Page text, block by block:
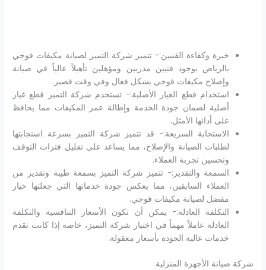
خبرة وكفاءة الفنيين:- تتميز شركة التميز لصيانة مكيفات فوجي
بالرياض بوجود فنيين مدربين ومؤهلين تأهيلاً عالياً في صيانة
وإصلاح مكيفات فوجي بشكل فعال وفي وقت قصير.
استخدام قطع الغيار الأصلية:- تستخدم شركة التميز قطع غيار
أصلية لضمان جودة الخدمة وإطالة عمر المكيفات مما يحافظ
على أدائها الأمثل.
الاستجابة السريعة:- قد تتميز شركة التميز بسرعة استجابتها
لطلبات الصيانة والإصلاح، مما يساعد على تقليل فترات التوقف
وتحسين تجربة العملاء.
السمعة والتقدير:- تتميز شركة التميز بسمعة طيبة وتقدير من
العملاء السابقين، مما يعكس جودة خدماتها التي جعلتها خيار
مفضل لصيانة مكيفات فوجي.
التكلفة العادلة:- يمكن أن تكون الأسعار التنافسية والتكلفة
العادلة عاملاً مهماً في اختيار شركة التميز، خاصة إذا كانت تقدم
خدمات عالية الجودة بأسعار معقولة.
شركة صيانة الأجهزة المنزلية